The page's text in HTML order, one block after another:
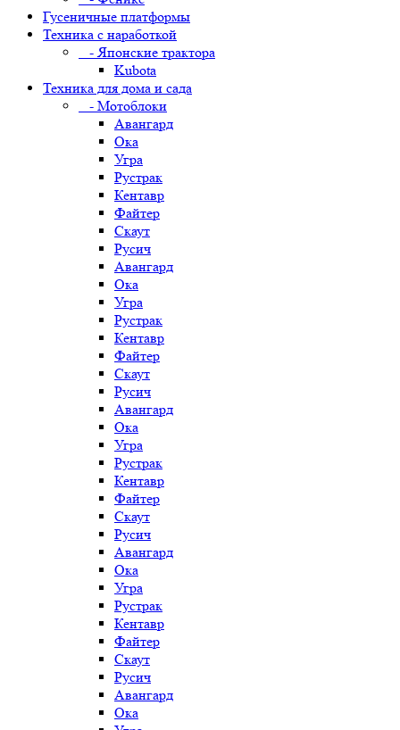
Гусеничные платформы
Техника с наработкой
- Японские трактора
Kubota
Техника для дома и сада
- Мотоблоки
Авангард
Ока
Угра
Рустрак
Кентавр
Файтер
Скаут
Русич
Авангард
Ока
Угра
Рустрак
Кентавр
Файтер
Скаут
Русич
Авангард
Ока
Угра
Рустрак
Кентавр
Файтер
Скаут
Русич
Авангард
Ока
Угра
Рустрак
Кентавр
Файтер
Скаут
Русич
Авангард
Ока